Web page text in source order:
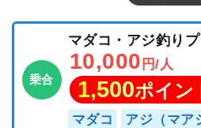
乗合
マダコ・アジ釣り
10,000 円/人
1,500ポイン
マダコ アジ（マア